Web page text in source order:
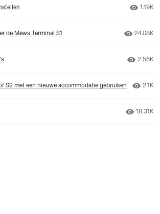
Aantal
1.19K
de Mews Terminal S1 Aantal
24.08K
Aantal
2.56K
S2 met een nieuwe accommodatie gebruiken 2.1K
Aantal
18.31K